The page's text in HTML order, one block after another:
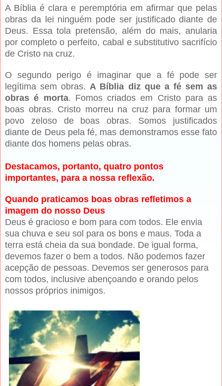
A Bíblia é clara e peremptória em afirmar que pelas
obras da lei ninguém pode ser justificado diante de
Deus. Essa tola pretensão, além do mais, anularia
por completo o perfeito, cabal e substitutivo sacrifício
de Cristo na cruz.
O segundo perigo é imaginar que a fé pode ser
legítima sem obras.A Bíblia diz que a fé sem as
obras é morta. Fomos criados em Cristo para as
boas obras. Cristo morreu na cruz para formar um
povo zeloso de boas obras. Somos justificados
diante de Deus pela fé, mas demonstramos esse fato
diante dos homens pelas obras.
Destacamos, portanto, quatro pontos
importantes, para a nossa reflexão.
Quando praticamos boas obras refletimos a
imagem do nosso Deus
Deus é gracioso e bom para com todos. Ele envia
sua chuva e seu sol para os bons e maus. Toda a
terra está cheia da sua bondade. De igual forma,
devemos fazer o bem a todos. Não podemos fazer
acepção de pessoas. Devemos ser generosos para
com todos, inclusive abençoando e orando pelos
nossos próprios inimigos.